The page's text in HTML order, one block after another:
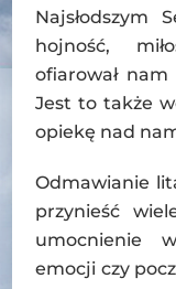
Najsłodszym
hojność,
ofiarował
Jest to także
opiekę nad
Odmawianie
przynieść
umocnienie
emocji czy